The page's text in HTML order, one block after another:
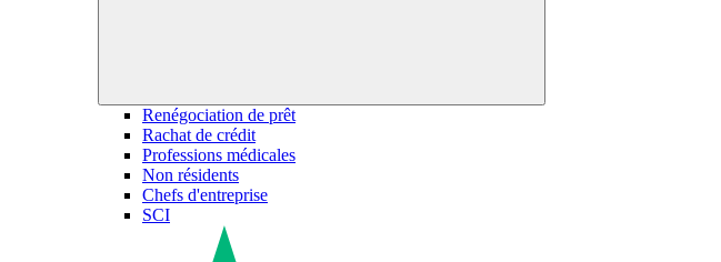
Renégociation de prêt
Rachat de crédit
Professions médicales
Non résidents
Chefs d'entreprise
SCI